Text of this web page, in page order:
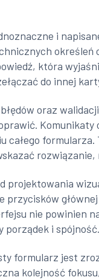
i
która
do innej
oraz
całego
projektowania
nie powinien
porządek i spójność.
formularz jest
kolejność